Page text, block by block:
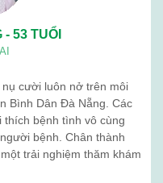
53 TUỔI
cười luôn nở trên môi
Bình Dân Đà Nẵng. Các
thích bệnh tình vô cùng
bệnh. Chân thành
trải nghiệm thăm khám